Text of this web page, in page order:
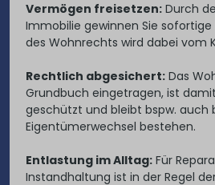
Vermögen freisetzen: Durch
Immobilie gewinnen Sie
des Wohnrechts wird dabei vom
Rechtlich abgesichert: Das
Grundbuch eingetragen, ist
geschützt und bleibt bspw. auch
Eigentümerwechsel bestehen.
Entlastung im Alltag: Für
Instandhaltung ist in der Regel